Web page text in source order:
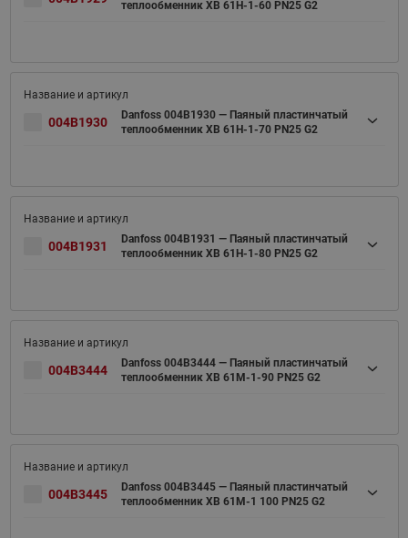
теплообменник XB 61H-1-60 PN25 G2
004B1930
Danfoss 004B1930 — Паяный пластинчатый
теплообменник XB 61H-1-70 PN25 G2
004B1931
Danfoss 004B1931 — Паяный пластинчатый
теплообменник XB 61H-1-80 PN25 G2
004B3444
Danfoss 004B3444 — Паяный пластинчатый
теплообменник XB 61M-1-90 PN25 G2
004B3445
Danfoss 004B3445 — Паяный пластинчатый
теплообменник XB 61M-1 100 PN25 G2